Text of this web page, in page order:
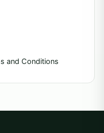
and Conditions